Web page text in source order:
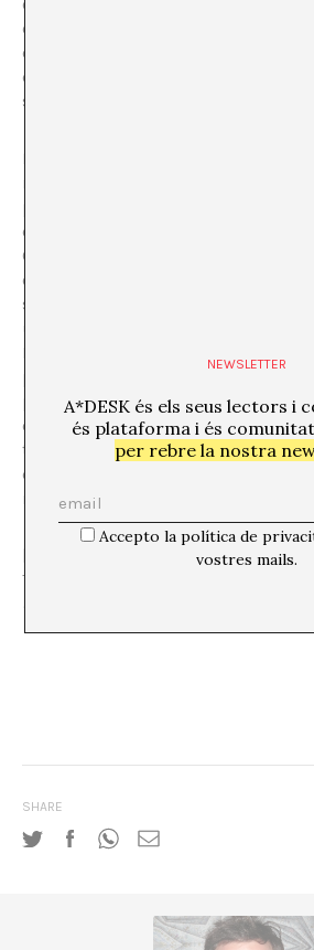
col·leccions de rajoles conformen un
circulars, en línies de bellesa” sobre
destinat a protegir l’espai domèstic,
sumptuós, com un palau del llevant
La presència dels núvols no és nova
membre 0027 de la “
pintor oficial de celatges des de fa
cotitzen a l’alça en un mercat de
City de Londres. Jorge Fin, artista
cap amunt, sinó també cap endavant
sorgir la idea de la Mediterranean
un presumpte col·lectiu d’avistadors
Mediterrània, als quals pressuposo
paciència), i cap avall; a les
plantes i les empremtes, i que
crear instàncies que ens facin
temps amb l’albirament de les
de la contemplació, potser treure
manual per tirar-se a la muntanya.
Teoria que defensen, entre
Thoreau, en Richardson, R. D. (2017).
de un pensador salvaje
SHARE
NEWSLETTER
A*DESK és els seus lectors i
és plataforma i és
per rebre la nostra
Accepto la política de
vostres mails.